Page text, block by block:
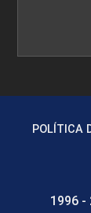
POLÍTICA
1996 -